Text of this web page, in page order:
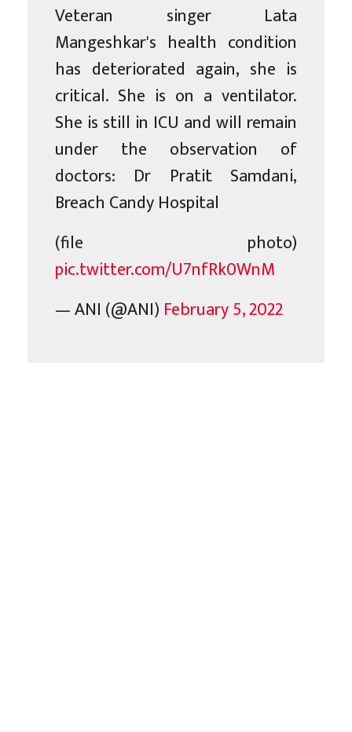
Veteran singer Lata
Mangeshkar's health condition
has deteriorated again, she is
critical. She is on a ventilator.
She is still in ICU and will remain
under the observation of
doctors: Dr Pratit Samdani,
Breach Candy Hospital
(file photo)
pic.twitter.com/U7nfRk0WnM
— ANI (@ANI) February 5, 2022